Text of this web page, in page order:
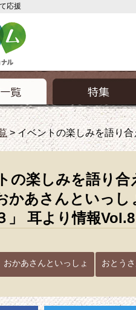
応援
>イベントの楽しみを語り
の楽しみを語り
かあさんといっ
」 耳より情報Vol.8
おかあさんといっしょ おとう